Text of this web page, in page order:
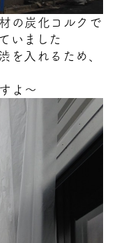
の炭化コルクで
いました
を入れるため、
よ～